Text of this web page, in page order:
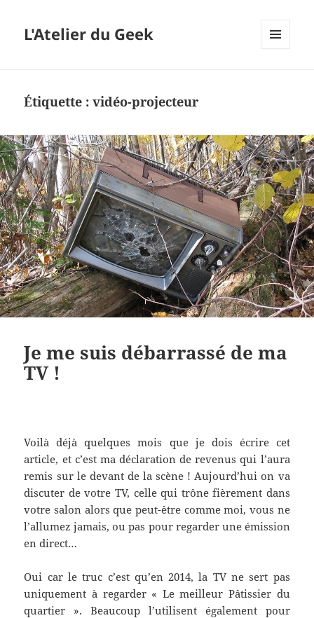
L'Atelier du Geek
Étiquette :vidéo-projecteur
Je me suis débarrassé de ma
TV !
Voilà déjà quelques mois que je dois écrire cet
article, et c’est ma déclaration de revenus qui l’aura
remis sur le devant de la scène ! Aujourd’hui on va
discuter de votre TV, celle qui trône fièrement dans
votre salon alors que peut-être comme moi, vous ne
l’allumez jamais, ou pas pour regarder une émission
en direct…
Oui car le truc c’est qu’en 2014, la TV ne sert pas
uniquement à regarder « Le meilleur Pâtissier du
quartier ». Beaucoup l’utilisent également pour